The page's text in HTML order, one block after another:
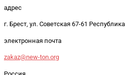
адрес
г. Брест, ул. Советская 67-61
электронная почта
zakaz@new-ton.org